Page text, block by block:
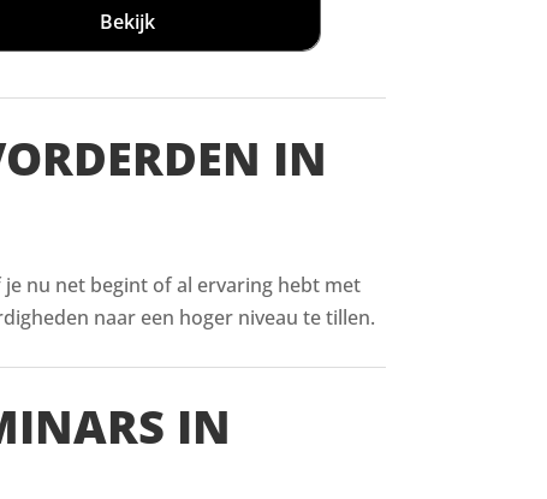
Bekijk
IN
nu net begint of al ervaring hebt met
naar een hoger niveau te tillen.
IN